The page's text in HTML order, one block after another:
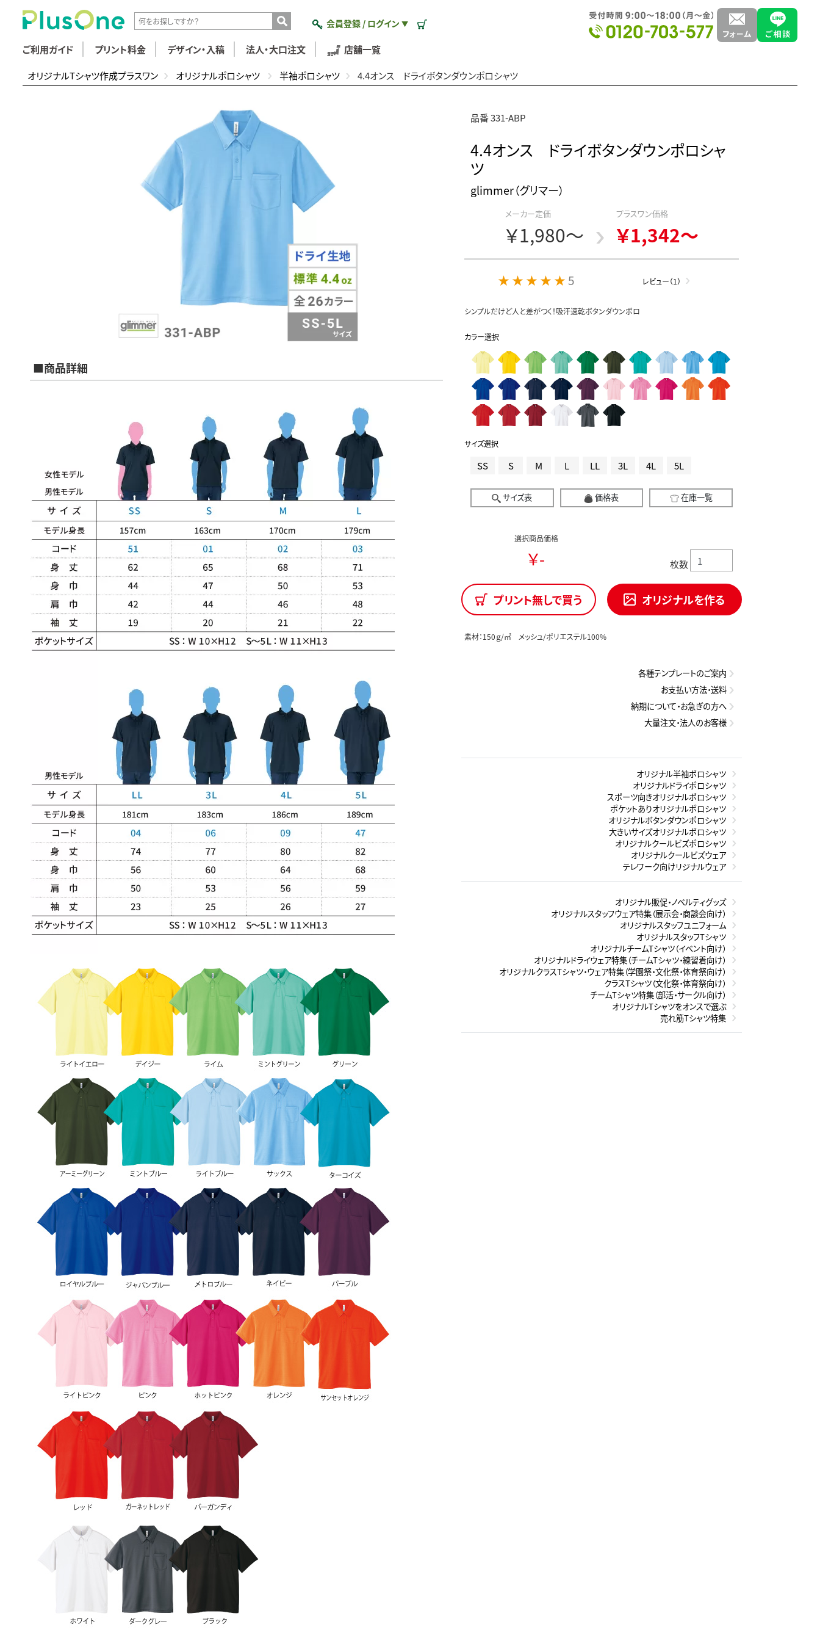
会員登録 / ログイン ▼
ご利用ガイド プリント料金 デザイン・入稿 法人・大口注文 店舗一覧
オリジナルTシャツ作成プラスワン オリジナルポロシャツ 半袖ポロシャツ 4.4オンス ドライボタンダウンポロシャツ
■商品詳細
品番 331-ABP
4.4オンス ドライボタンダウンポロシャ
ツ
glimmer（グリマー）
メーカー定価
￥1,980～
プラスワン価格
￥1,342～
★ ★ ★ ★ ★ 5 レビュー（1）
シンプルだけど人と差がつく！吸汗速乾ボタンダウンポロ
カラー選択
サイズ選択
SS S M L LL 3L 4L 5L
サイズ表 価格表 在庫一覧
選択商品価格
￥- 枚数
プリント無しで買う オリジナルを作る
素材：150ｇ/㎡ メッシュ/ポリエステル100%
各種テンプレートのご案内
お支払い方法・送料
納期について・お急ぎの方へ
大量注文・法人のお客様
オリジナル半袖ポロシャツ
オリジナルドライポロシャツ
スポーツ向きオリジナルポロシャツ
ポケットありオリジナルポロシャツ
オリジナルボタンダウンポロシャツ
大きいサイズオリジナルポロシャツ
オリジナルクールビズポロシャツ
オリジナルクールビズウェア
テレワーク向けリジナルウェア
オリジナル販促・ノベルティグッズ
オリジナルスタッフウェア特集（展示会・商談会向け）
オリジナルスタッフユニフォーム
オリジナルスタッフTシャツ
オリジナルチームTシャツ（イベント向け）
オリジナルドライウェア特集（チームTシャツ・練習着向け）
オリジナルクラスTシャツ・ウェア特集（学園祭・文化祭・体育祭向け）
クラスTシャツ（文化祭・体育祭向け）
チームTシャツ特集（部活・サークル向け）
オリジナルTシャツをオンスで選ぶ
売れ筋Tシャツ特集